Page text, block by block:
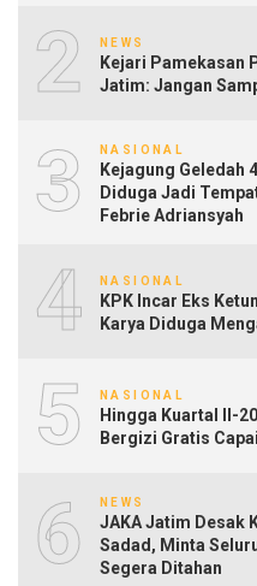
2 NEWS
Kejari Pamekasan
Jatim: Jangan
3 NASIONAL
Kejagung Geledah
Diduga Jadi
Febrie Adriansyah
4 NASIONAL
KPK Incar Eks
Karya Diduga
5 NASIONAL
Hingga Kuartal II-
Bergizi Gratis
6 NEWS
JAKA Jatim Desak
Sadad, Minta
Segera Ditahan